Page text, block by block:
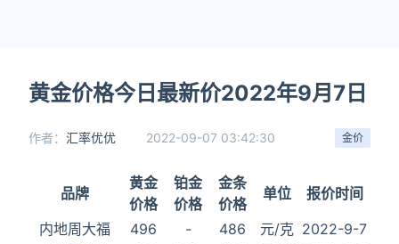
黄金价格今日最新价2022年9月7日
金价
作者： 汇率优优 2022-09-07 03:42:30
品牌
黄金
价格
铂金
价格
金条
价格
单位
报价时间
内地周大福
496 - 486 元/克 2022-9-7